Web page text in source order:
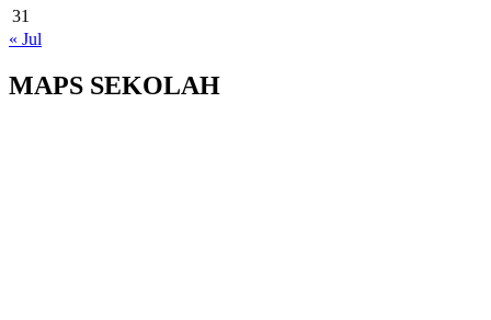
31
« Jul
MAPS SEKOLAH